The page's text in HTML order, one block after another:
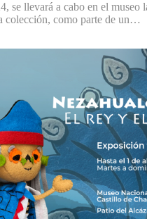
se llevará a cabo en el museo
colección, como parte de un…